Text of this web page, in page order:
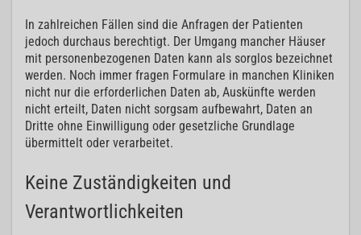
In zahlreichen Fällen sind die Anfragen der Patienten
jedoch durchaus berechtigt. Der Umgang mancher Häuser
mit personenbezogenen Daten kann als sorglos bezeichnet
werden. Noch immer fragen Formulare in manchen Kliniken
nicht nur die erforderlichen Daten ab, Auskünfte werden
nicht erteilt, Daten nicht sorgsam aufbewahrt, Daten an
Dritte ohne Einwilligung oder gesetzliche Grundlage
übermittelt oder verarbeitet.
Keine Zuständigkeiten und
Verantwortlichkeiten